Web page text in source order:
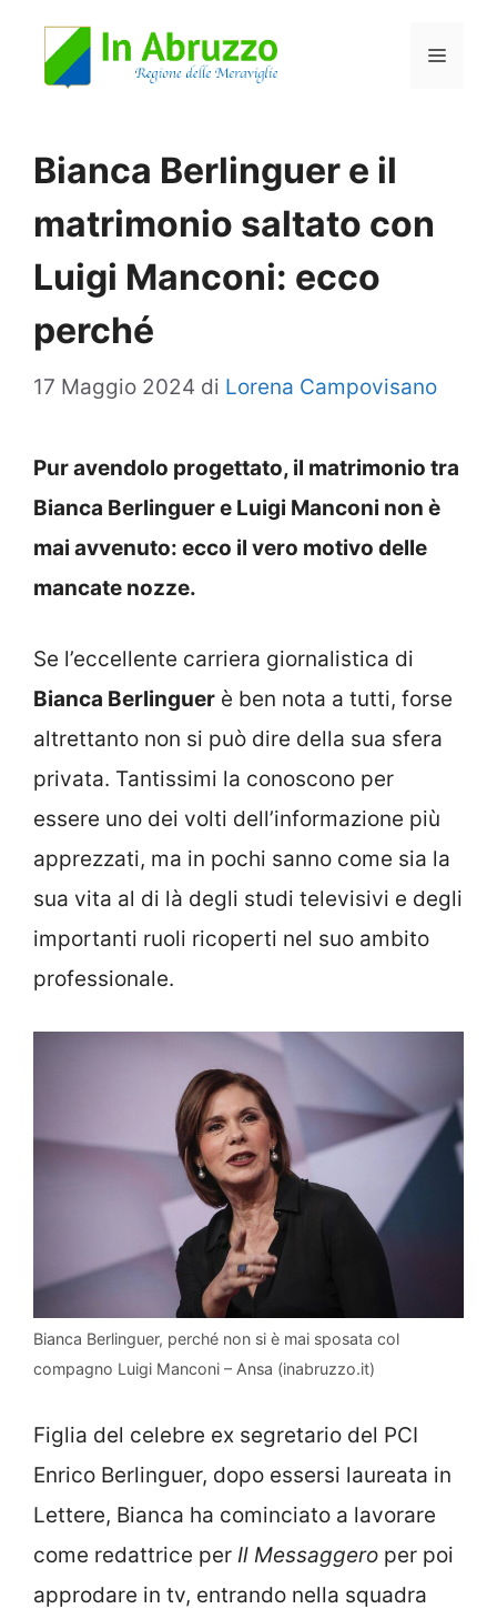
Menu
Bianca Berlinguer e il
matrimonio saltato con
Luigi Manconi: ecco
perché
17 Maggio 2024 di Lorena Campovisano
Pur avendolo progettato, il matrimonio tra
Bianca Berlinguer e Luigi Manconi non è
mai avvenuto: ecco il vero motivo delle
mancate nozze.
Se l’eccellente carriera giornalistica di
Bianca Berlinguer è ben nota a tutti, forse
altrettanto non si può dire della sua sfera
privata. Tantissimi la conoscono per
essere uno dei volti dell’informazione più
apprezzati, ma in pochi sanno come sia la
sua vita al di là degli studi televisivi e degli
importanti ruoli ricoperti nel suo ambito
professionale.
Bianca Berlinguer, perché non si è mai sposata col
compagno Luigi Manconi – Ansa (inabruzzo.it)
Figlia del celebre ex segretario del PCI
Enrico Berlinguer, dopo essersi laureata in
Lettere, Bianca ha cominciato a lavorare
come redattrice per Il Messaggero per poi
approdare in tv, entrando nella squadra